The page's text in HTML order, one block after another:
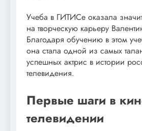
Учеба в ГИТИСе оказала
на творческую карьеру
Благодаря обучению в этом
она стала одной из самых
успешных актрис в истории
телевидения.
Первые шаги в
телевидении